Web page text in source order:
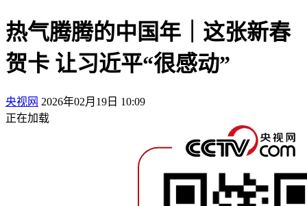
热气腾腾的中国年｜这张新春
贺卡 让习近平“很感动”
央视网 2026年02月19日 10:09
正在加载